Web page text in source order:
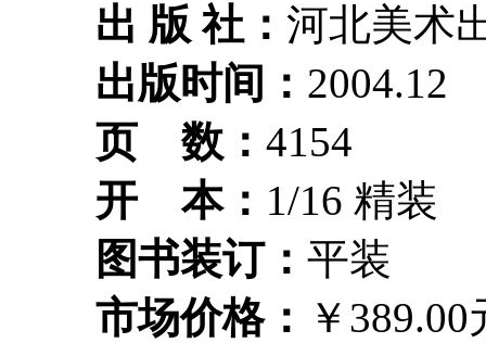
出 版 社： 河北美术
出版时间： 2004.12
页 数： 4154
开 本： 1/16 精装
图书装订： 平装
市场价格： ￥389.00